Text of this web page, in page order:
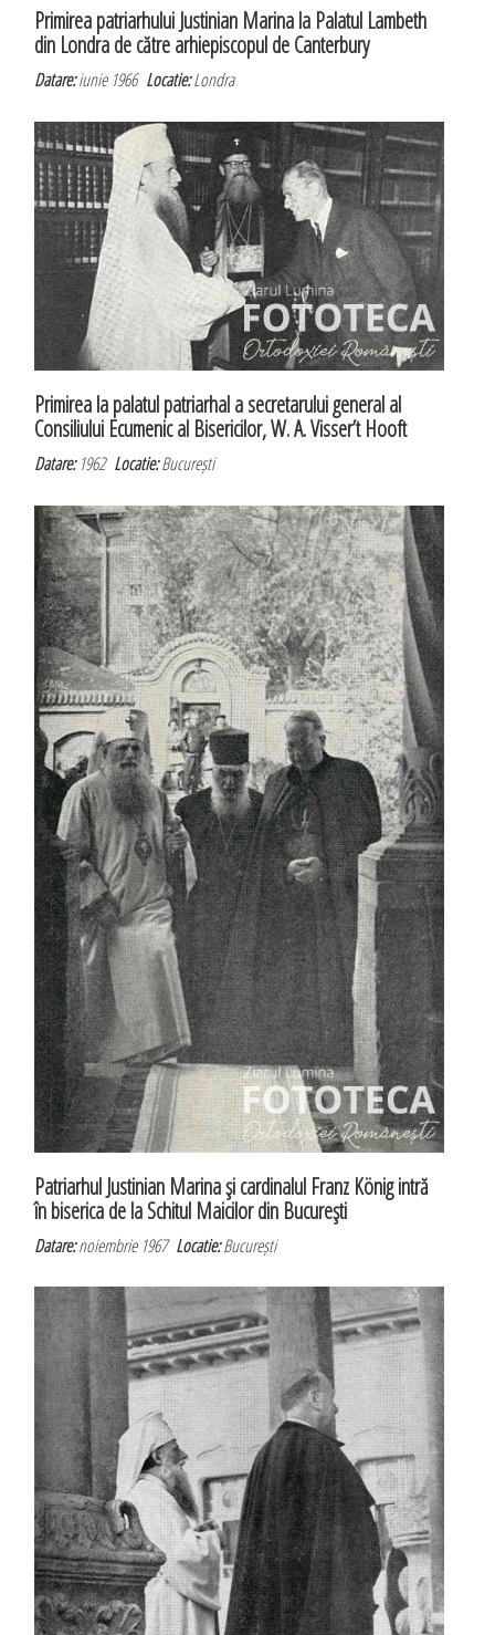
Primirea patriarhului Justinian Marina la Palatul Lambeth
din Londra de către arhiepiscopul de Canterbury
Datare:iunie 1966Locatie:Londra
Primirea la palatul patriarhal a secretarului general al
Consiliului Ecumenic al Bisericilor, W. A. Visser’t Hooft
Datare:1962Locatie:București
Patriarhul Justinian Marina şi cardinalul Franz König intră
în biserica de la Schitul Maicilor din Bucureşti
Datare:noiembrie 1967Locatie:București